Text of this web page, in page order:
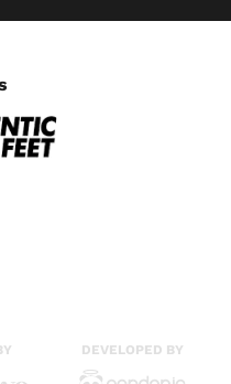
DEVELOPED BY